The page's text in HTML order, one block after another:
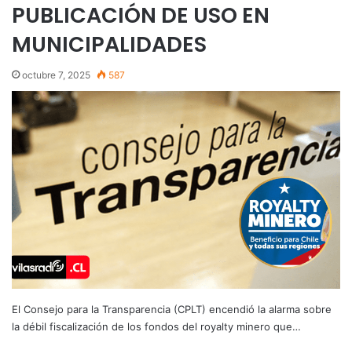
PUBLICACIÓN DE USO EN
MUNICIPALIDADES
octubre 7, 2025 587
El Consejo para la Transparencia (CPLT) encendió la alarma sobre
la débil fiscalización de los fondos del royalty minero que…